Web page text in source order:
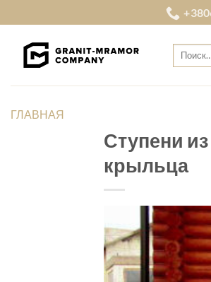
to
content
Искать:
ГЛАВНАЯ
Ступени
крыльца